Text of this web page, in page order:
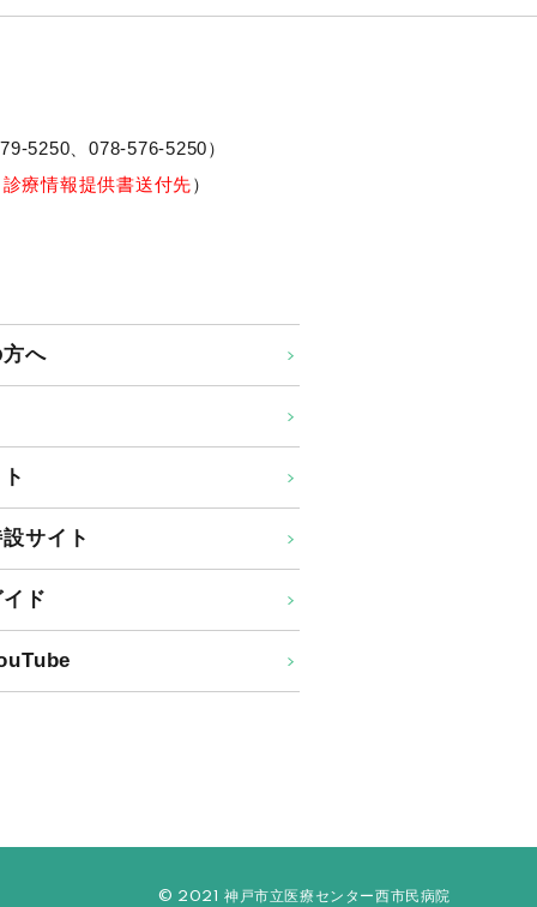
5250、 078-576-5250）
療情報提供書送付先）
へ
サイト
ド
© 2021 神戸市立医療センター西市民病院